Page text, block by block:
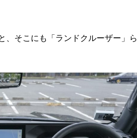
、そこにも「ランドクルーザー」ら